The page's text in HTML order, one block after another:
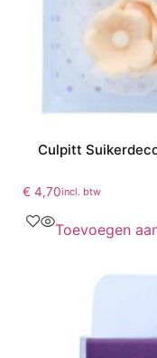
Culpitt
€ 4,70incl. btw
Toevoegen